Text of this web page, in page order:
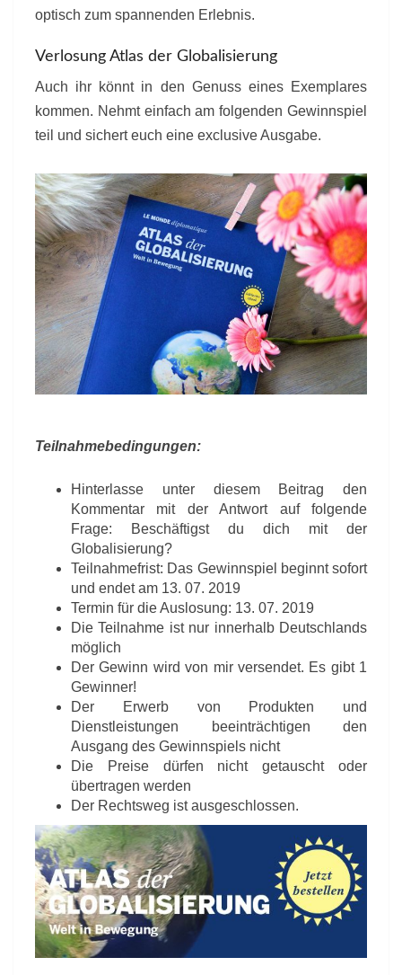
optisch zum spannenden Erlebnis.
Verlosung Atlas der Globalisierung
Auch ihr könnt in den Genuss eines Exemplares
kommen. Nehmt einfach am folgenden Gewinnspiel
teil und sichert euch eine exclusive Ausgabe.
Teilnahmebedingungen:
Hinterlasse unter diesem Beitrag den
Kommentar mit der Antwort auf folgende
Frage: Beschäftigst du dich mit der
Globalisierung?
Teilnahmefrist: Das Gewinnspiel beginnt sofort
und endet am 13. 07. 2019
Termin für die Auslosung: 13. 07. 2019
Die Teilnahme ist nur innerhalb Deutschlands
möglich
Der Gewinn wird von mir versendet. Es gibt 1
Gewinner!
Der Erwerb von Produkten und
Dienstleistungen beeinträchtigen den
Ausgang des Gewinnspiels nicht
Die Preise dürfen nicht getauscht oder
übertragen werden
Der Rechtsweg ist ausgeschlossen.